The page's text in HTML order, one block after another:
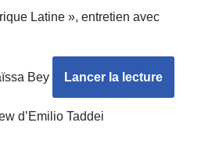
Latine », entretien avec
Bey Lancer la lecture
d’Emilio Taddei